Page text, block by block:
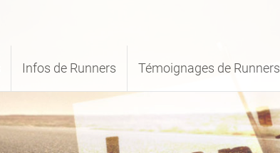
Infos de Runners Témoignages de Runners